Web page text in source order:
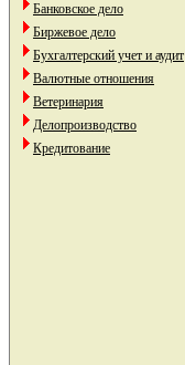
Банковское дело
Биржевое дело
Бухгалтерский учет и аудит
Валютные отношения
Ветеринария
Делопроизводство
Кредитование